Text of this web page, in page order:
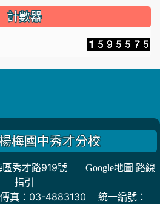
計數器
梅國中秀才分校
區秀才路919號
Google地圖 路線
指引
真：03-4883130 統一編號：